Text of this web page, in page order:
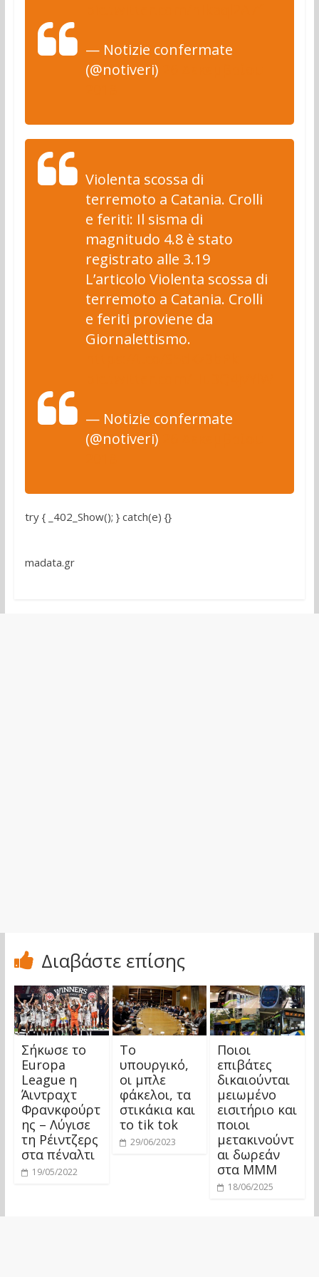
— Notizie confermate
(@notiveri)
Violenta scossa di
terremoto a Catania. Crolli
e feriti: Il sisma di
magnitudo 4.8 è stato
registrato alle 3.19
L’articolo Violenta scossa di
terremoto a Catania. Crolli
e feriti proviene da
Giornalettismo.
— Notizie confermate
(@notiveri)
try { _402_Show(); } catch(e) {}
madata.gr
Διαβάστε επίσης
Σήκωσε το
Europa
League η
Άιντραχτ
Φρανκφούρτ
ης – Λύγισε
τη Ρέιντζερς
στα πέναλτι
19/05/2022
Το
υπουργικό,
οι μπλε
φάκελοι, τα
στικάκια και
το tik tok
29/06/2023
Ποιοι
επιβάτες
δικαιούνται
μειωμένο
εισιτήριο και
ποιοι
μετακινούντ
αι δωρεάν
στα ΜΜΜ
18/06/2025